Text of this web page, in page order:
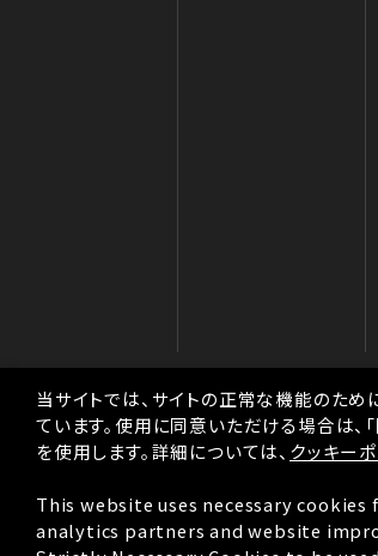
当サイトでは、サイトの正常な機能のた
ています。使用に同意いただける場合は、
を使用します。詳細については、 クッキー
This website uses necessary
analytics partners and website